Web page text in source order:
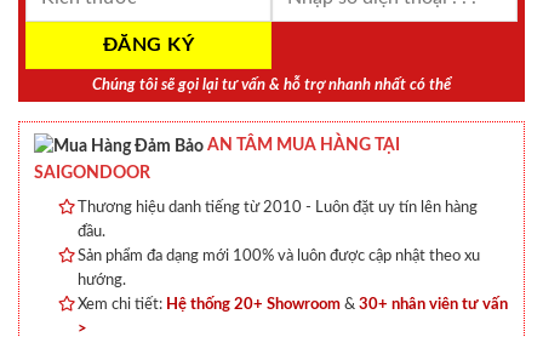
Chúng tôi sẽ gọi lại tư vấn & hỗ trợ nhanh nhất có thể
AN TÂM MUA HÀNG TẠI
SAIGONDOOR
Thương hiệu danh tiếng từ 2010 - Luôn đặt uy tín lên hàng
đầu.
Sản phẩm đa dạng mới 100% và luôn được cập nhật theo xu
hướng.
Xem chi tiết: Hệ thống 20+ Showroom & 30+ nhân viên tư vấn
>